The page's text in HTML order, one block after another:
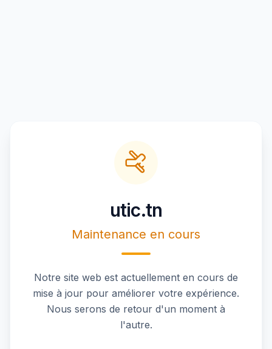
utic.tn
Maintenance en cours
Notre site web est actuellement en cours de
mise à jour pour améliorer votre expérience.
Nous serons de retour d'un moment à
l'autre.